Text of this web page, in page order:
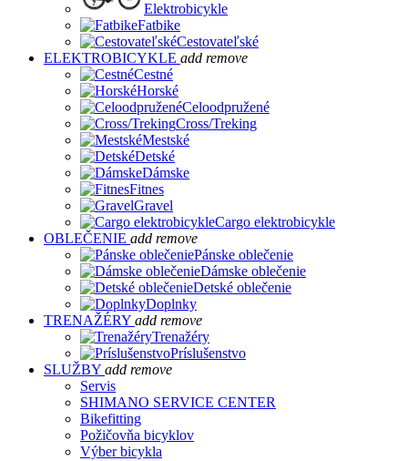
Elektrobicykle
Fatbike
Cestovateľské
ELEKTROBICYKLE add remove
Cestné
Horské
Celoodpružené
Cross/Treking
Mestské
Detské
Dámske
Fitnes
Gravel
Cargo elektrobicykle
OBLEČENIE add remove
Pánske oblečenie
Dámske oblečenie
Detské oblečenie
Doplnky
TRENAŽÉRY add remove
Trenažéry
Príslušenstvo
SLUŽBY add remove
Servis
SHIMANO SERVICE CENTER
Bikefitting
Požičovňa bicyklov
Výber bicykla